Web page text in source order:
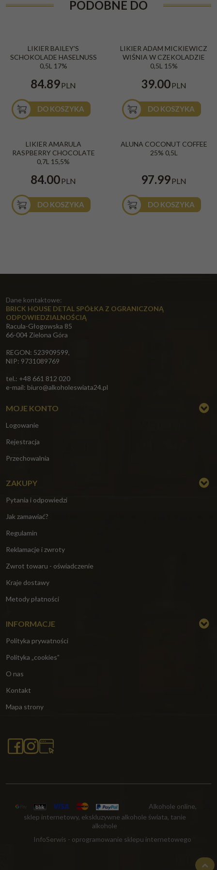
PODOBNE DO
LIKIER BAILEY'S
SCHOKOLADE HASELNUSS
0,5L 17%
84.89PLN
DO KOSZYKA
LIKIER ADAM MICKIEWICZ
WIŚNIA W CZEKOLADZIE
0,5L 15%
39.00PLN
DO KOSZYKA
LIKIER AMARULA
RASPBERRY CHOCOLATE
0,7L 15,5%
84.00PLN
DO KOSZYKA
ALUNA COCONUT COFFEE
25% 0,5L
97.99PLN
DO KOSZYKA
Dane kontaktowe:
BRICK HOUSE DETAL SPÓŁKA Z OGRANICZONĄ
ODPOWIEDZIALNOŚCIĄ
Racula-Głogowska 85
66-004 Zielona Góra
REGON: 523909599,
NIP: 9731089769
tel.: +48 661 812 020
e-mail: biuro@alkoholeswiata24.pl
MOJE KONTO
Logowanie
Rejestracja
Przechowalnia
ZAKUPY
Pytania i odpowiedzi
Jak zamawiać?
Regulamin
Reklamacje i zwroty
Zwrot towaru - oświadczenie
Kraje dostawy
Metody płatności
INFORMACJE
Polityka prywatności
Polityka „cookies”
O nas
Kontakt
Mapa strony
Alkohole online,
sklep internetowy, ekskluzywne alkohole świata, tanie
alkohole
InfoSerwis - oprogramowanie sklepu internetowego